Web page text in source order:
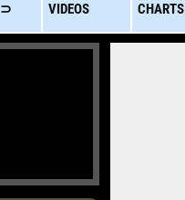
⊃ VIDEOS CHARTS